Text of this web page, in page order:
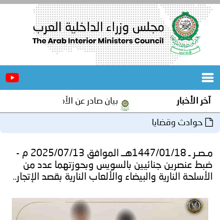
الرئيسية
المجلس
مؤتمرات
و
اجتماعات
جهود
وبرامج
آخر الأخبار بيان صادر عن الأمانة العامة لمجلس
حوادث وقضايا
مـصـر ـ 1447/01/18هــ الموافق 2025/07/13 م -
ضبط عنصرين جنائيين بالسويس وبحوزتهما عدد من
الأسلحة النارية والبيضاء والألعاب النارية بقصد الإتجار..